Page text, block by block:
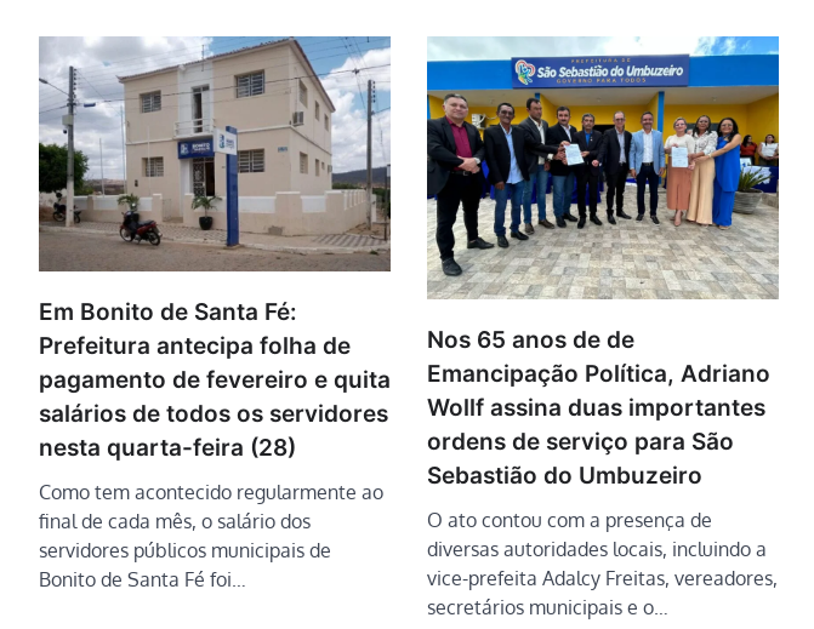
Em Bonito de Santa Fé:
Prefeitura antecipa folha de
pagamento de fevereiro e quita
salários de todos os servidores
nesta quarta-feira (28)
Como tem acontecido regularmente ao
final de cada mês, o salário dos
servidores públicos municipais de
Bonito de Santa Fé foi…
Nos 65 anos de de
Emancipação Política, Adriano
Wollf assina duas importantes
ordens de serviço para São
Sebastião do Umbuzeiro
O ato contou com a presença de
diversas autoridades locais, incluindo a
vice-prefeita Adalcy Freitas, vereadores,
secretários municipais e o…